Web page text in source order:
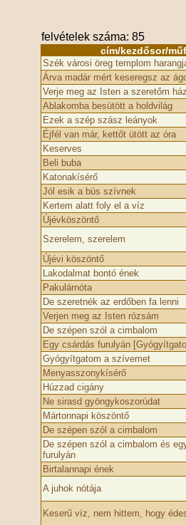
felvételek száma: 85
cím/kezdősor/
Szék városi öreg templom
Árva madár mért keseregsz az
Verje meg az Isten a szeretőm
Ablakomba besütött a holdvilág
Ezek a szép szász leányok
Éjfél van már, kettőt ütött az óra
Keserves
Beli buba
Katonakísérő
Jól esik a bús szívnek
Kertem alatt foly el a víz
Újévköszöntő
Szerelem, szerelem
Újévi köszöntő
Lakodalmat bontó ének
Pakulárnóta
De szeretnék az erdőben fa lenni
Verjen meg az Isten rózsám
De szépen szól a cimbalom
Egy csárdás furulyán
Gyógyítgatom a szívemet
Menyasszonykísérő
Húzzad cigány
Ne sirasd gyöngykoszorúdat
Mártonnapi köszöntő
De szépen szól a cimbalom
De szépen szól a cimbalom és
furulyán
Birtalannapi ének
A juhok nótája
Keserű víz, nem hittem, hogy